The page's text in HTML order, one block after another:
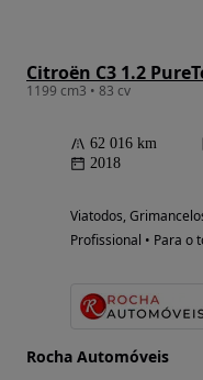
Citroën C3 1.2
1199 cm3 • 83 cv
62 016 km
2018
Viatodos,
Profissional • Para o
Rocha Automóveis